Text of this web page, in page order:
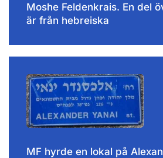
Moshe Feldenkrais. En del
är från hebreiska
MF hyrde en lokal på